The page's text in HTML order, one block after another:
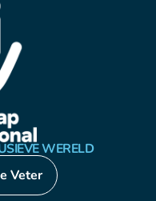
WERELD
Veter